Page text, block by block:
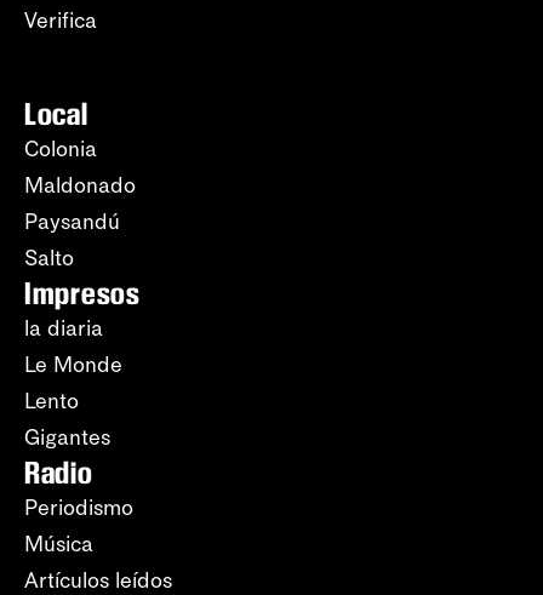
Verifica
Local
Colonia
Maldonado
Paysandú
Salto
Impresos
la diaria
Le Monde
Lento
Gigantes
Radio
Periodismo
Música
Artículos leídos